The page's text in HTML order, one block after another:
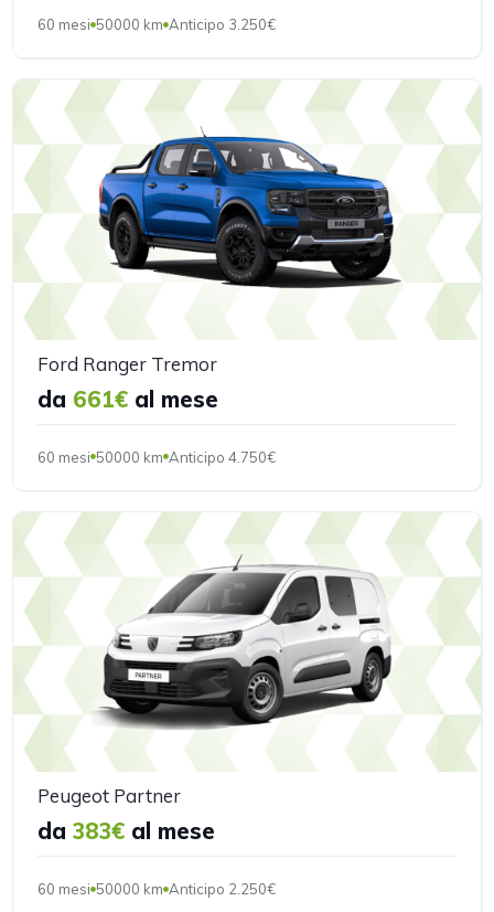
60 mesi 50000 km Anticipo 3.250€
Ford Ranger Tremor
da 661€ al mese
60 mesi 50000 km Anticipo 4.750€
Peugeot Partner
da 383€ al mese
60 mesi 50000 km Anticipo 2.250€